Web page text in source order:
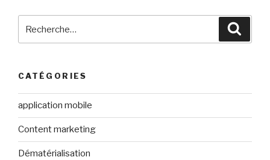
pour
CATÉGORIES
application mobile
Content marketing
Dématérialisation